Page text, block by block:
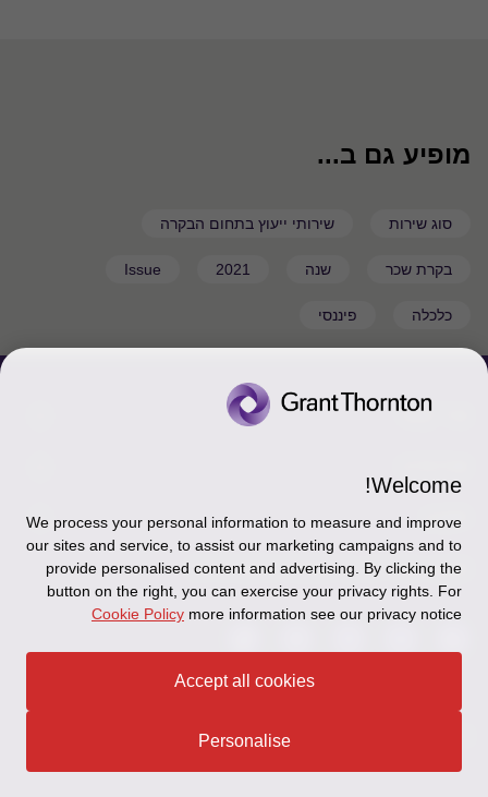
מופיע גם ב...
סוג שירות שירותי ייעוץ בתחום הבקרה
בקרת שכר שנה 2021
Issue
כלכלה פיננסי
צור קשר
כניסה לעובדים - דוא"ל
כניסה לעובדים - דוחות עבודה
אודותינו
זיכרון והנצחה
תקנון
מדיניות הפרטיות
Disclaimer
Ethics Hotline
עקבו אחרינו ברשתות החברתיות
Welcome!
We process your personal information to measure and improve
our sites and service, to assist our marketing campaigns and to
provide personalised content and advertising. By clicking the
button on the right, you can exercise your privacy rights. For
more information see our privacy notice
Cookie Policy
Accept all cookies
Personalise